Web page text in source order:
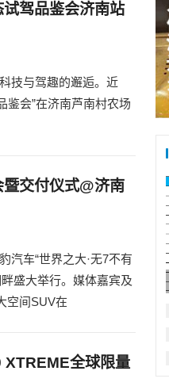
驾品鉴会济南站
技与驾趣的邂逅。近
会”在济南芦南村农场
交付仪式@济南
汽车“世界之大·无7不有
盛大举行。媒体嘉宾及
空间SUV在
全球限量